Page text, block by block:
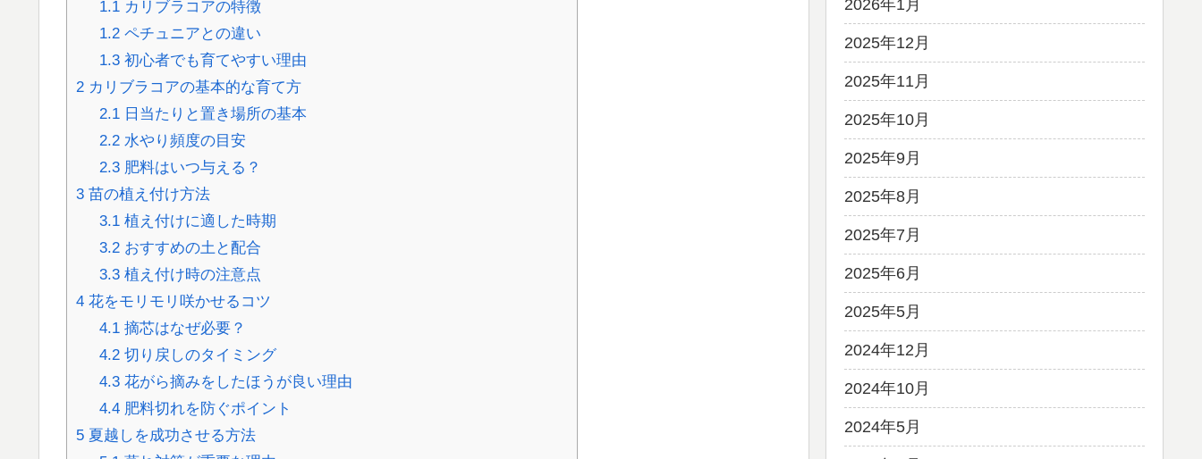
1.1カリブラコアの特徴
1.2ペチュニアとの違い
1.3初心者でも育てやすい理由
2 カリブラコアの基本的な育て方
2.1日当たりと置き場所の基本
2.2水やり頻度の目安
2.3肥料はいつ与える？
3 苗の植え付け方法
3.1植え付けに適した時期
3.2おすすめの土と配合
3.3植え付け時の注意点
4 花をモリモリ咲かせるコツ
4.1摘芯はなぜ必要？
4.2切り戻しのタイミング
4.3花がら摘みをしたほうが良い理由
4.4肥料切れを防ぐポイント
5 夏越しを成功させる方法
2026年1月
2025年12月
2025年11月
2025年10月
2025年9月
2025年8月
2025年7月
2025年6月
2025年5月
2024年12月
2024年10月
2024年5月